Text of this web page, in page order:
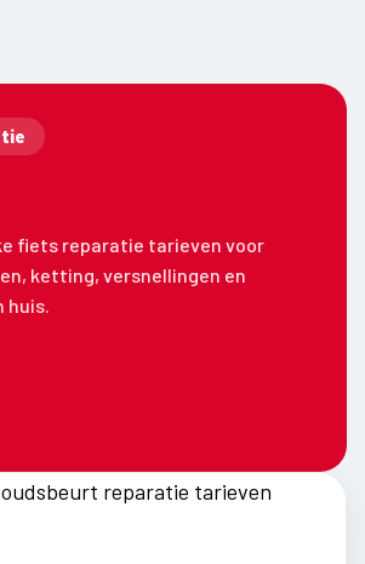
fiets reparatie tarieven voor
ketting, versnellingen en
huis.